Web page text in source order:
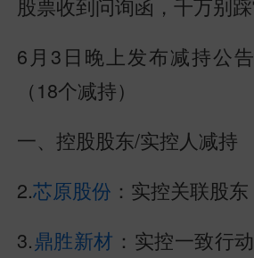
股票收到问询函，千万别踩
6月3日晚上发布减持公
（18个减持）
一、控股股东/实控人减持
2.芯原股份 ：实控关联股
3.鼎胜新材 ：实控一致行